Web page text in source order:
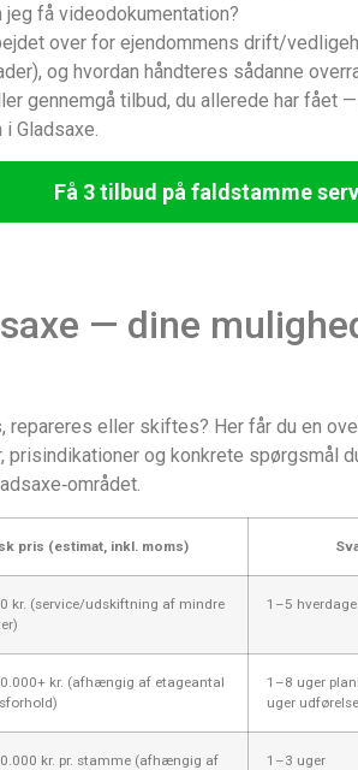
jeg få videodokumentation?
over for ejendommens drift/
og hvordan håndteres sådanne
gennemgå tilbud, du allerede har fået
Gladsaxe.
Få 3 tilbud på faldstamme
— dine
eller skiftes? Her får du en
og konkrete spørgsmål
pris (estimat, inkl. moms)
kr. (service/udskiftning af mindre
1–5 hverdage
kr. (afhængig af etageantal
1–8 uger
uger udførelse
kr. pr. stamme (afhængig af 1–3 uger